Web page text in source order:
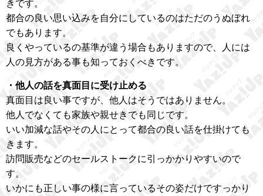
きです。
都合の良い思い込みを自分にしているのはただのうぬぼれ
でもあります。
良くやっているの基準が違う場合もありますので、人には
人の見方がある事も知っておくべきです。
・他人の話を真面目に受け止める
真面目は良い事ですが、他人はそうではありません。
他人でなくても家族や親せきでも同じです。
いい加減な話やその人にとって都合の良い話を仕掛けても
きます。
訪問販売などのセールストークに引っかかりやすいので
す。
いかにも正しい事の様に言っているその姿だけですっかり